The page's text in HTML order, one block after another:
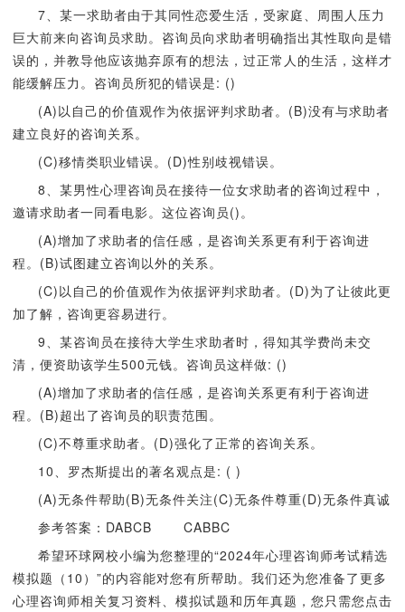
7、某一求助者由于其同性恋爱生活，受家庭、周围人压力
巨大前来向咨询员求助。咨询员向求助者明确指出其性取向是错
误的，并教导他应该抛弃原有的想法，过正常人的生活，这样才
能缓解压力。咨询员所犯的错误是: ()
(A)以自己的价值观作为依据评判求助者。(B)没有与求助者
建立良好的咨询关系。
(C)移情类职业错误。(D)性别歧视错误。
8、某男性心理咨询员在接待一位女求助者的咨询过程中，
邀请求助者一同看电影。这位咨询员()。
(A)增加了求助者的信任感，是咨询关系更有利于咨询进
程。(B)试图建立咨询以外的关系。
(C)以自己的价值观作为依据评判求助者。(D)为了让彼此更
加了解，咨询更容易进行。
9、某咨询员在接待大学生求助者时，得知其学费尚未交
清，便资助该学生500元钱。咨询员这样做: ()
(A)增加了求助者的信任感，是咨询关系更有利于咨询进
程。(B)超出了咨询员的职责范围。
(C)不尊重求助者。(D)强化了正常的咨询关系。
10、罗杰斯提出的著名观点是: ( )
(A)无条件帮助(B)无条件关注(C)无条件尊重(D)无条件真诚
参考答案：DABCB CABBC
希望环球网校小编为您整理的“2024年心理咨询师考试精选
模拟题（10）”的内容能对您有所帮助。我们还为您准备了更多
心理咨询师相关复习资料、模拟试题和历年真题，您只需您点击